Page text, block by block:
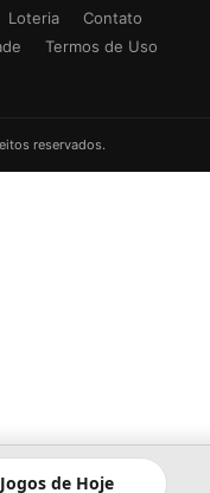
Loteria
Contato
Termos de Uso
reservados.
de Hoje